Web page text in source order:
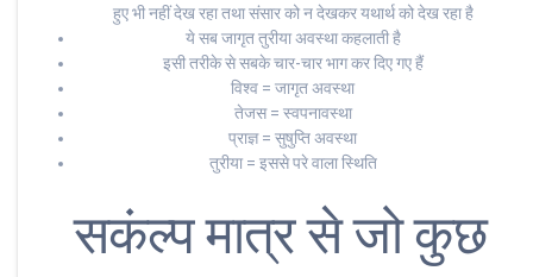
हुए भी नहीं देख रहा तथा संसार को न देखकर यथार्थ को देख रहा है
ये सब जागृत तुरीया अवस्था कहलाती है
इसी तरीके से सबके चार-चार भाग कर दिए गए हैं
विश्व = जागृत अवस्था
तेजस = स्वपनावस्था
प्राज्ञ = सुषुप्ति अवस्था
तुरीया = इससे परे वाला स्थिति
सकंल्प मात्र से जो कुछ